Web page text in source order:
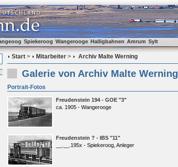
Spiekeroog Wangerooge Halligbahnen Amrum Sylt
Start > Mitarbeiter > Archiv Malte Werning
Galerie von Archiv Malte Werning
Portrait-Fotos
Freudenstein 194 - GOE "3"
ca. 1905 - Wangerooge
Freudenstein ? - IBS "11"
__.__.195x - Spiekeroog, Anleger